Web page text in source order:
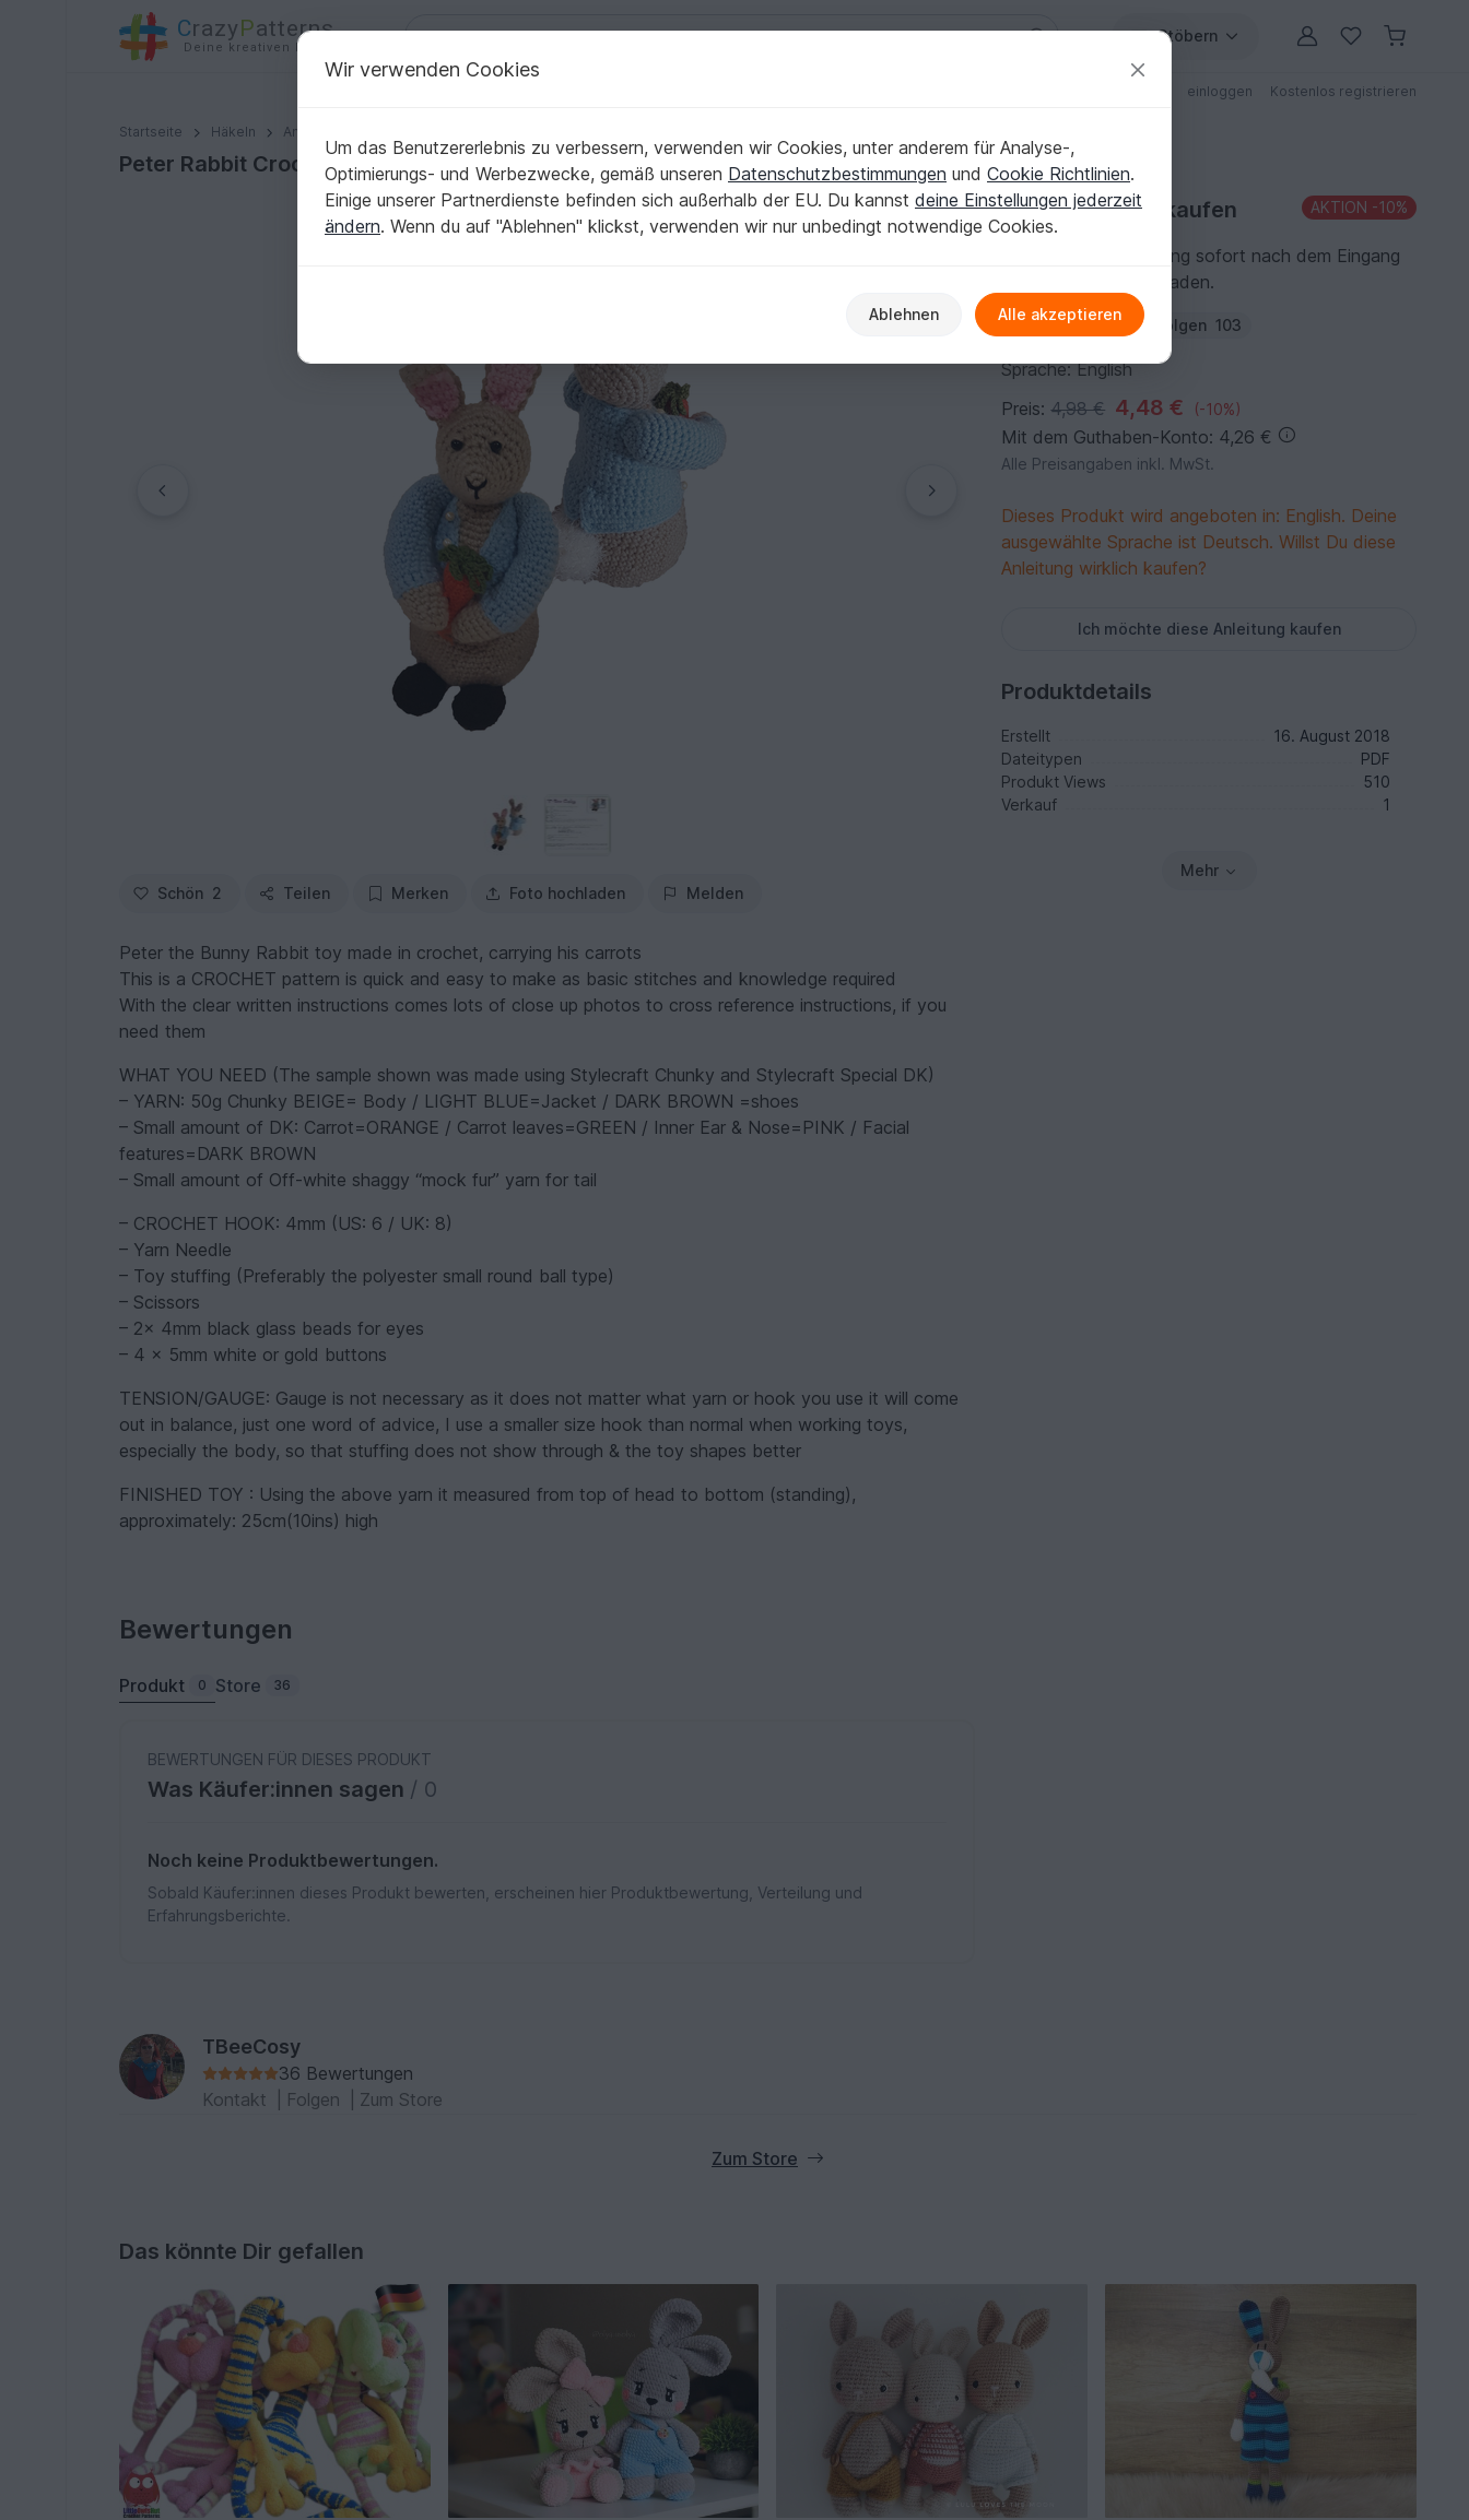
CrazyPatterns
Deine kreativen Ideen
Stöbern
einloggen Kostenlos registrieren
Startseite Häkeln Amigurumi
Peter Rabbit Crochet Toy
Peter Rabbit Crochet Toy
Schön 2 Teilen Merken Foto hochladen Melden
Peter the Bunny Rabbit toy made in crochet, carrying his carrots
This is a CROCHET pattern is quick and easy to make as basic stitches and knowledge required
With the clear written instructions comes lots of close up photos to cross reference instructions, if you
need them
WHAT YOU NEED (The sample shown was made using Stylecraft Chunky and Stylecraft Special DK)
– YARN: 50g Chunky BEIGE= Body / LIGHT BLUE=Jacket / DARK BROWN =shoes
– Small amount of DK: Carrot=ORANGE / Carrot leaves=GREEN / Inner Ear & Nose=PINK / Facial
features=DARK BROWN
– Small amount of Off-white shaggy “mock fur” yarn for tail
– CROCHET HOOK: 4mm (US: 6 / UK: 8)
– Yarn Needle
– Toy stuffing (Preferably the polyester small round ball type)
– Scissors
– 2x 4mm black glass beads for eyes
– 4 x 5mm white or gold buttons
TENSION/GAUGE: Gauge is not necessary as it does not matter what yarn or hook you use it will come
out in balance, just one word of advice, I use a smaller size hook than normal when working toys,
especially the body, so that stuffing does not show through & the toy shapes better
FINISHED TOY : Using the above yarn it measured from top of head to bottom (standing),
approximately: 25cm(10ins) high
Häkelanleitung kaufen AKTION -10%
Du kannst die Anleitung sofort nach dem Eingang
der Zahlung herunterladen.
Autor: TBeeCosy Folgen 103
Sprache: English
Preis:4,98 € 4,48 € (-10%)
Mit dem Guthaben-Konto: 4,26 €
Alle Preisangaben inkl. MwSt.
Dieses Produkt wird angeboten in: English. Deine
ausgewählte Sprache ist Deutsch. Willst Du diese
Anleitung wirklich kaufen?
Ich möchte diese Anleitung kaufen
Produktdetails
Erstellt
16. August 2018
Dateitypen
PDF
Produkt Views
510
Verkauf
1
Mehr
Bewertungen
Produkt 0 Store 36
BEWERTUNGEN FÜR DIESES PRODUKT
Was Käufer:innen sagen / 0
Noch keine Produktbewertungen.
Sobald Käufer:innen dieses Produkt bewerten, erscheinen hier Produktbewertung, Verteilung und
Erfahrungsberichte.
TBeeCosy
36 Bewertungen
Kontakt
Folgen Zum Store
Zum Store
Das könnte Dir gefallen
Wir verwenden Cookies
Um das Benutzererlebnis zu verbessern, verwenden wir Cookies, unter anderem für Analyse-,
Optimierungs- und Werbezwecke, gemäß unseren Datenschutzbestimmungen und Cookie Richtlinien.
Einige unserer Partnerdienste befinden sich außerhalb der EU. Du kannst deine Einstellungen jederzeit
ändern. Wenn du auf "Ablehnen" klickst, verwenden wir nur unbedingt notwendige Cookies.
Ablehnen Alle akzeptieren